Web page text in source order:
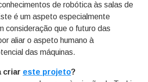
de robótica às salas de
é um aspeto especialmente
consideração que o futuro das
aliar o aspeto humano à
das máquinas.
criar este projeto?